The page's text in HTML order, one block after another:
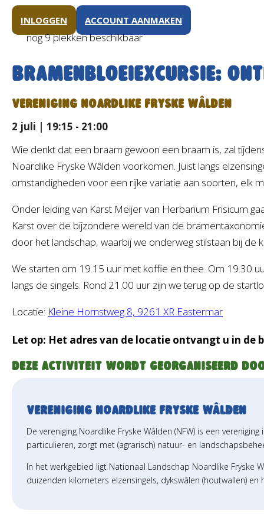
INLOGGEN ACCOUNT AANMAKEN
nog 9 plekken beschikbaar
Bramenbloeiexcursie:
VERENIGING NOARDLIKE FRYSKE WÂLDEN
2 juli | 19:15 - 21:00
Wie denkt dat een braam gewoon een braam is, zal
Noardlike Fryske Wâlden voorkomen. Juist langs
omstandigheden voor een rijke variatie aan soorten, elk
Onder leiding van Karst Meijer van Herbarium Frisicum
Karst over de bijzondere wereld van de
door het landschap, waarbij we onderweg stilstaan bij
We starten om 19.15 uur met koffie en thee. Om 19.30
langs de singels. Rond 21.00 uur zijn we terug op de
Locatie: Kleine Hornstweg 8, 9261 XR Eastermar
Let op: Het adres van de locatie ontvangt u in de
Deze activiteit wordt georganiseerd
Vereniging Noardlike Fryske Wâlden
De vereniging Noardlike Fryske Wâlden (NFW) is een
particulieren, zorgt met (agrarisch) natuur- en
In het werkgebied ligt Nationaal Landschap Noardlike Fryske
duizenden kilometers elzensingels, dykswâlen (houtwallen)